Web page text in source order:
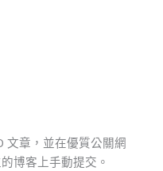
文章，並在優質公關網
博客上手動提交。